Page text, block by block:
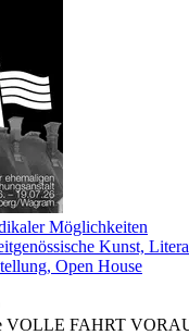
Möglichkeiten
Kunst,
Open House
VOLLE FAHRT